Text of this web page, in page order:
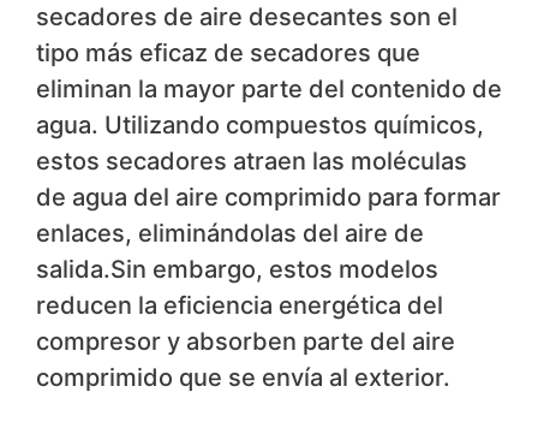
secadores de aire desecantes son el
tipo más eficaz de secadores que
eliminan la mayor parte del contenido de
agua. Utilizando compuestos químicos,
estos secadores atraen las moléculas
de agua del aire comprimido para formar
enlaces, eliminándolas del aire de
salida.Sin embargo, estos modelos
reducen la eficiencia energética del
compresor y absorben parte del aire
comprimido que se envía al exterior.